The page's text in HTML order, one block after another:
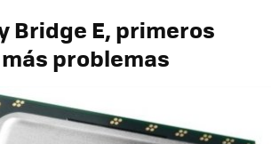
Bridge E, primeros
problemas